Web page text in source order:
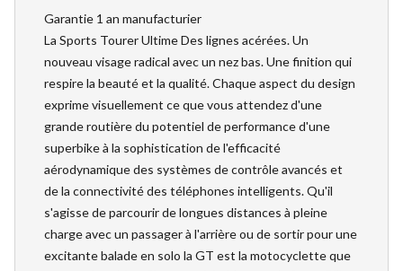
Garantie 1 an manufacturier
La Sports Tourer Ultime Des lignes acérées. Un
nouveau visage radical avec un nez bas. Une finition qui
respire la beauté et la qualité. Chaque aspect du design
exprime visuellement ce que vous attendez d'une
grande routière du potentiel de performance d'une
superbike à la sophistication de l'efficacité
aérodynamique des systèmes de contrôle avancés et
de la connectivité des téléphones intelligents. Qu'il
s'agisse de parcourir de longues distances à pleine
charge avec un passager à l'arrière ou de sortir pour une
excitante balade en solo la GT est la motocyclette que